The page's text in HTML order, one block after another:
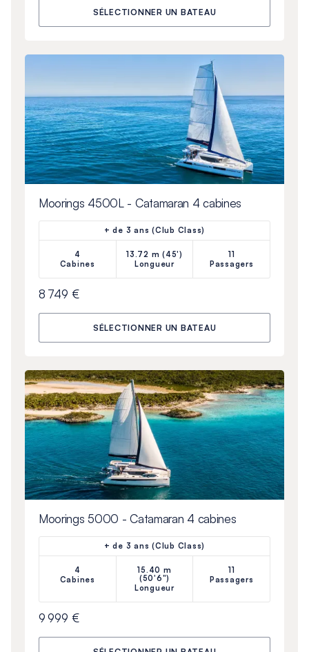
SÉLECTIONNER UN BATEAU
Moorings 4500L - Catamaran 4 cabines
+ de 3 ans (Club Class)
4
Cabines
13.72 m (45')
Longueur
11
Passagers
8 749 €
SÉLECTIONNER UN BATEAU
Moorings 5000 - Catamaran 4 cabines
+ de 3 ans (Club Class)
4
Cabines
15.40 m
(50'6")
Longueur
11
Passagers
9 999 €